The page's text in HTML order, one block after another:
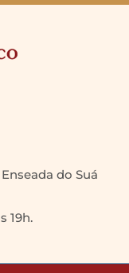
do Suá
19h.